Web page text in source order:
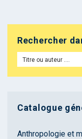
Rechercher
Catalogue
Anthropologie et